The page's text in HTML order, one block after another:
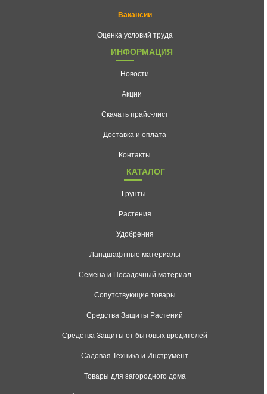
Вакансии
Оценка условий труда
ИНФОРМАЦИЯ
Новости
Акции
Скачать прайс-лист
Доставка и оплата
Контакты
КАТАЛОГ
Грунты
Растения
Удобрения
Ландшафтные материалы
Семена и Посадочный материал
Сопутствующие товары
Средства Защиты Растений
Средства Защиты от бытовых вредителей
Садовая Техника и Инструмент
Товары для загородного дома